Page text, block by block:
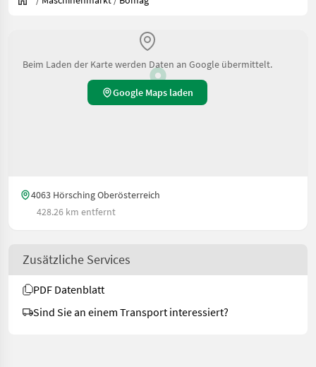
Beim Laden der Karte werden Daten an Google übermittelt.
Google Maps laden
4063 Hörsching Oberösterreich
428.26 km entfernt
Zusätzliche Services
PDF Datenblatt
Sind Sie an einem Transport interessiert?